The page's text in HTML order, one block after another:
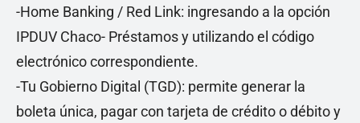
-Home Banking / Red Link: ingresando a la opción
IPDUV Chaco- Préstamos y utilizando el código
electrónico correspondiente.
-Tu Gobierno Digital (TGD): permite generar la
boleta única, pagar con tarjeta de crédito o débito y